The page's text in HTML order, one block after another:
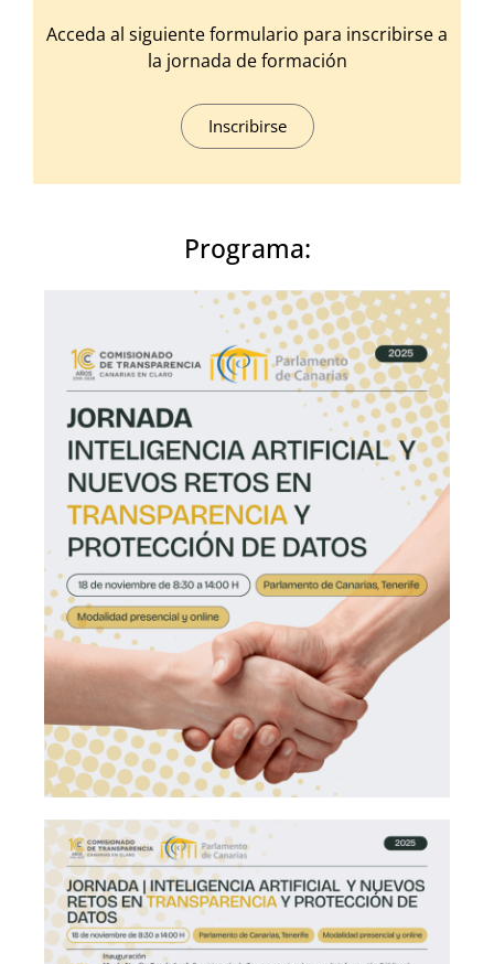
Acceda al siguiente formulario para inscribirse a
la jornada de formación
Inscribirse
Programa: